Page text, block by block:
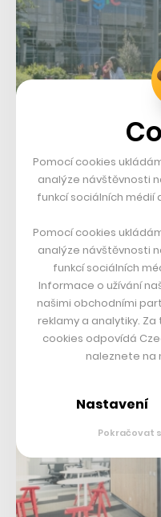
Home office na
nechá většinu
pracovat z
léta
28. 7. 2020–MICHAL MAREK
Koronavirová krize s sebou
pořádků“ a velké posuny
Evropě řada firem…
Pomocí cookies
analýze návštěvnosti
funkcí sociálních médií
Pomocí cookies
analýze návštěvnosti
funkcí sociálních
Informace o užívání
našimi obchodními
reklamy a analytiky.
cookies odpovídá
naleznete na
Nastavení
Pokračovat